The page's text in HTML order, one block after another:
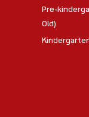
Pre-
Old)